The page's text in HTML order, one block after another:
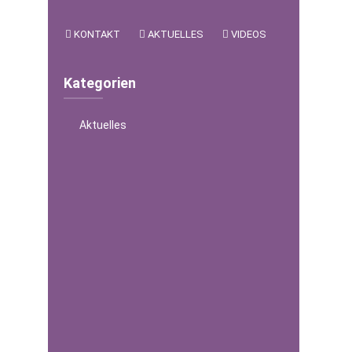
KONTAKT AKTUELLES VIDEOS
Kategorien
Aktuelles